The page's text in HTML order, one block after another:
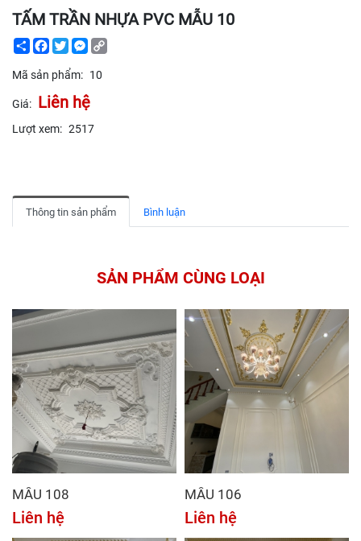
TẤM TRẦN NHỰA PVC MẪU 10
ShareFacebook
TwitterMessenger
Mã sản phẩm: 10
Giá: Liên hệ
Lượt xem: 2517
Thông tin sản phẩm Bình luận
SẢN PHẨM CÙNG LOẠI
MẪU 108
Liên hệ
MẪU 106
Liên hệ